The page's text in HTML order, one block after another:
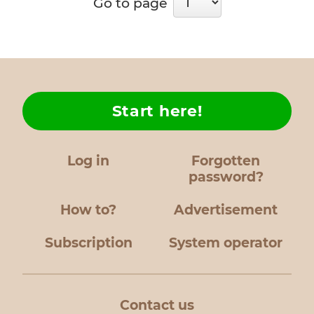
-1шт.
11.Весы
Электронные
взвешивания
взвешивания
Данная линия
выпускать
зависимости от
от 1,50 м. до
Log in
Forgotten
password?
How to?
Start here!
Advertisement
Subscription System operator
Contact us